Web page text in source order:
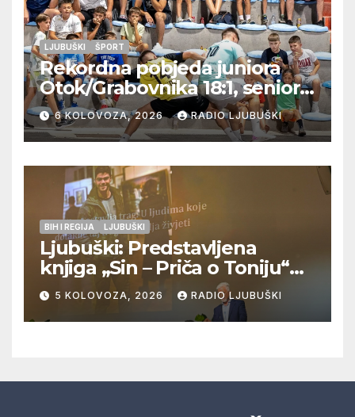
LJUBUŠKI ŠPORT
Rekordna pobjeda juniora
Otok/Grabovnika 18:1, seniori
Pregrađa u četvrtfinalu,
Veljaci i Cerno/Crnopod u
doigravanju, Grljevići završili
natjecanje
6 KOLOVOZA, 2026 RADIO LJUBUŠKI
BIH I REGIJA LJUBUŠKI
Ljubuški: Predstavljena
knjiga „Sin – Priča o Toniju“
dr. sc. Zdenka Hercega
5 KOLOVOZA, 2026 RADIO LJUBUŠKI